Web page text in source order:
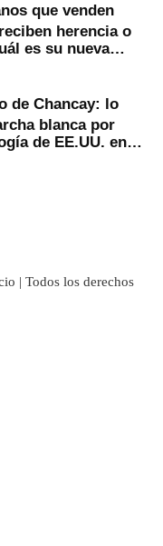
que venden
herencia o
es su nueva
de Chancay: lo
blanca por
de EE.UU. en
| Todos los derechos